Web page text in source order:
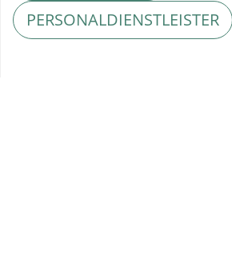
PERSONALDIENSTLEISTER